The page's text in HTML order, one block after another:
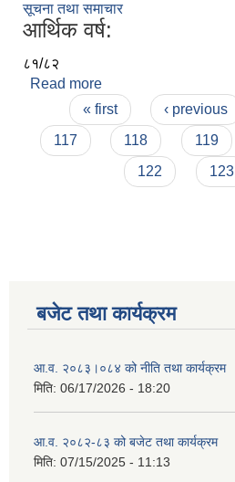
सूचना तथा समाचार
आर्थिक वर्ष:
८१/८२
Read more
Pages« first ‹ previous
117
118 119
122
123
बजेट तथा कार्यक्रम
आ.व. २०८३।०८४ को नीति तथा कार्यक्रम
मिति: 06/17/2026 - 18:20
आ.व. २०८२-८३ को बजेट तथा कार्यक्रम
मिति: 07/15/2025 - 11:13